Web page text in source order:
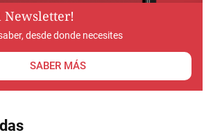
Newsletter!
desde donde necesites
SABER MÁS